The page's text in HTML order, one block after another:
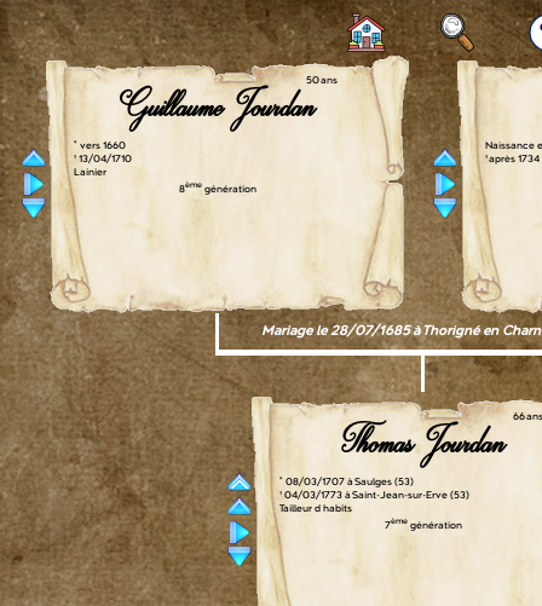
50 ans
Guillaume Jourdan
° vers 1660
† 13/04/1710
Lainier
8ème génération
Naissance
† après 1734
Mariage le 28/07/1685 à Thorigné en
66 ans
Thomas Jourdan
° 08/03/1707 à Saulges (53)
† 04/03/1773 à Saint-Jean-sur-Erve (53)
Tailleur d habits
7ème génération